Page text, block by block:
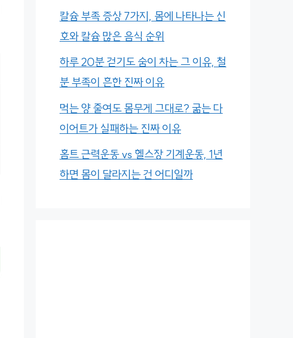
칼슘 부족 증상 7가지, 몸에 나타나는 신
호와 칼슘 많은 음식 순위
하루 20분 걷기도 숨이 차는 그 이유, 철
분 부족이 흔한 진짜 이유
먹는 양 줄여도 몸무게 그대로? 굶는 다
이어트가 실패하는 진짜 이유
홈트 근력운동 vs 헬스장 기계운동, 1년
하면 몸이 달라지는 건 어디일까